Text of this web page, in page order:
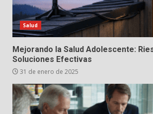
Salud
Mejorando la Salud Adolescente:
Soluciones Efectivas
31 de enero de 2025